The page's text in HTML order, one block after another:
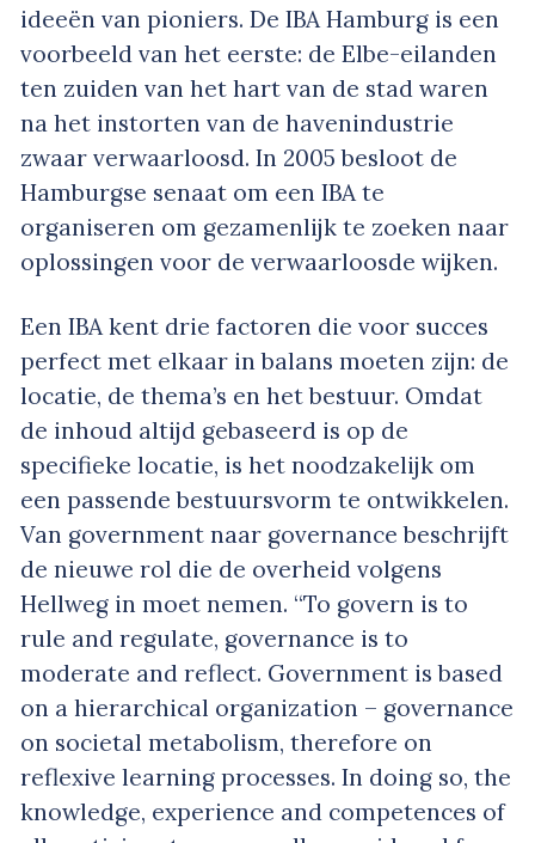
ideeën van pioniers. De IBA Hamburg is een
voorbeeld van het eerste: de Elbe-eilanden
ten zuiden van het hart van de stad waren
na het instorten van de havenindustrie
zwaar verwaarloosd. In 2005 besloot de
Hamburgse senaat om een IBA te
organiseren om gezamenlijk te zoeken naar
oplossingen voor de verwaarloosde wijken.
Een IBA kent drie factoren die voor succes
perfect met elkaar in balans moeten zijn: de
locatie, de thema’s en het bestuur. Omdat
de inhoud altijd gebaseerd is op de
specifieke locatie, is het noodzakelijk om
een passende bestuursvorm te ontwikkelen.
Van government naar governance beschrijft
de nieuwe rol die de overheid volgens
Hellweg in moet nemen. “To govern is to
rule and regulate, governance is to
moderate and reflect. Government is based
on a hierarchical organization – governance
on societal metabolism, therefore on
reflexive learning processes. In doing so, the
knowledge, experience and competences of